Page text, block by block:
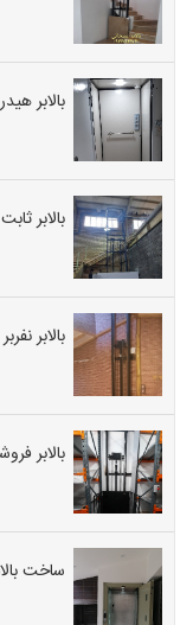
بالابر
بالابر
بالابر
بالابر
ساخت